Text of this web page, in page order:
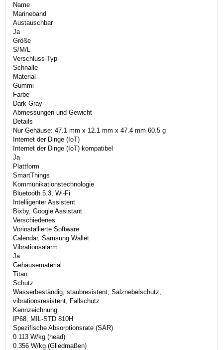
Name
Marineband
Austauschbar
Ja
Größe
S/M/L
Verschluss-Typ
Schnalle
Material
Gummi
Farbe
Dark Gray
Abmessungen und Gewicht
Details
Nur Gehäuse: 47.1 mm x 12.1 mm x 47.4 mm 60.5 g
Internet der Dinge (IoT)
Internet der Dinge (IoT) kompatibel
Ja
Plattform
SmartThings
Kommunikationstechnologie
Bluetooth 5.3, Wi-Fi
Intelligenter Assistent
Bixby, Google Assistant
Verschiedenes
Vorinstallierte Software
Calendar, Samsung Wallet
Vibrationsalarm
Ja
Gehäusematerial
Titan
Schutz
Wasserbeständig, staubresistent, Salznebelschutz,
vibrationsresistent, Fallschutz
Kennzeichnung
IP68, MIL-STD 810H
Spezifische Absorptionsrate (SAR)
0.113 W/kg (head)
0.356 W/kg (Gliedmaßen)